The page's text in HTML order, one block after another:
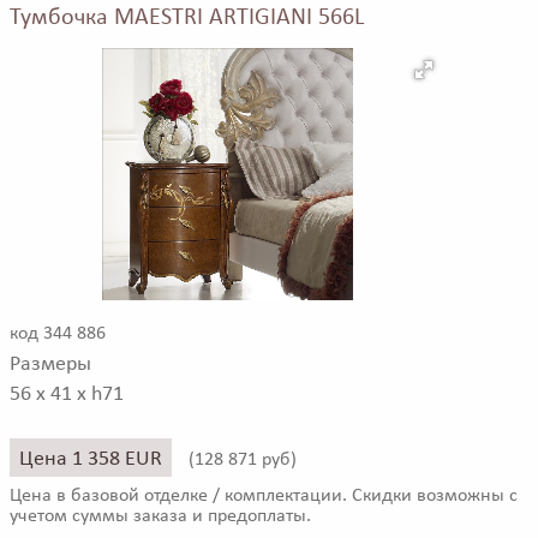
Тумбочка MAESTRI ARTIGIANI 566L
код 344 886
Размеры
56 x 41 x h71
Цена 1 358 EUR (128 871 руб)
Цена в базовой отделке / комплектации. Скидки возможны с
учетом суммы заказа и предоплаты.